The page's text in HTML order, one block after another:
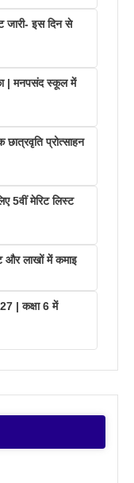
जारी- इस दिन से
| मनपसंद स्कूल में
प्रोत्साहन
5वीं मेरिट लिस्ट
और लाखों में कमाइ
| कक्षा 6 में